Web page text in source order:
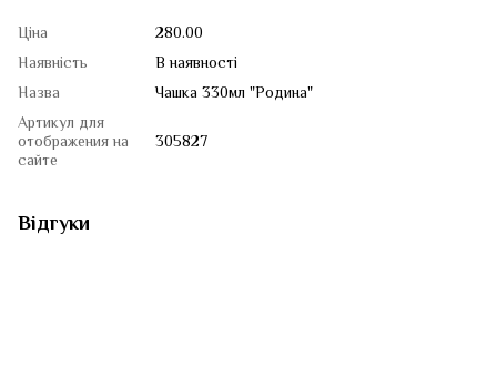
Ціна
280.00
Наявність
В наявності
Назва
Чашка 330мл "Родина"
Артикул для
отображения на
сайте
305827
Відгуки